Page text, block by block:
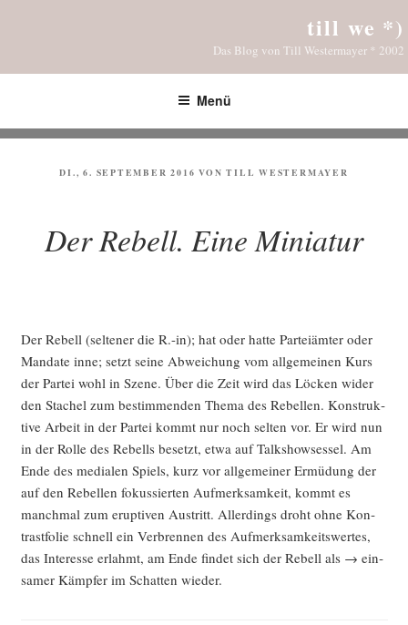
till we *)
Das Blog von Till Westermayer * 2002
Menü
VERÖFFENTLICHT
DI., 6. SEPTEMBER 2016 VONTILL WESTERMAYER
Der Rebell. Eine Miniatur
Der Rebell (sel­te­ner die R.-in); hat oder hat­te Par­tei­äm­ter oder
Man­da­te inne; setzt sei­ne Abwei­chung vom all­ge­mei­nen Kurs
der Par­tei wohl in Sze­ne. Über die Zeit wird das Löcken wider
den Sta­chel zum bestim­men­den The­ma des Rebel­len. Kon­struk­
ti­ve Arbeit in der Par­tei kommt nur noch sel­ten vor. Er wird nun
in der Rol­le des Rebells besetzt, etwa auf Talk­show­ses­sel. Am
Ende des media­len Spiels, kurz vor all­ge­mei­ner Ermü­dung der
auf den Rebel­len fokus­sier­ten Auf­merk­sam­keit, kommt es
manch­mal zum erup­ti­ven Aus­tritt. Aller­dings droht ohne Kon­
trast­fo­lie schnell ein Ver­bren­nen des Auf­merk­sam­keits­wer­tes,
das Inter­es­se erlahmt, am Ende fin­det sich der Rebell als → ein­
sa­mer Kämp­fer im Schat­ten wieder.